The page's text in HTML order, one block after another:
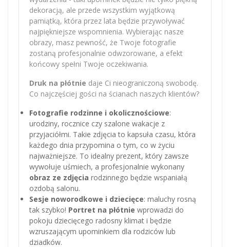
dekoracją, ale przede wszystkim wyjątkową
pamiątką, która przez lata będzie przywoływać
najpiękniejsze wspomnienia. Wybierając nasze
obrazy, masz pewność, że Twoje fotografie
zostaną profesjonalnie odwzorowane, a efekt
końcowy spełni Twoje oczekiwania.
Druk na płótnie daje Ci nieograniczoną swobodę.
Co najczęściej gości na ścianach naszych klientów?
Fotografie rodzinne i okolicznościowe:
urodziny, rocznice czy szalone wakacje z
przyjaciółmi. Takie zdjęcia to kapsuła czasu, która
każdego dnia przypomina o tym, co w życiu
najważniejsze. To idealny prezent, który zawsze
wywołuje uśmiech, a profesjonalnie wykonany
obraz ze zdjęcia rodzinnego będzie wspaniałą
ozdobą salonu.
Sesje noworodkowe i dziecięce: maluchy rosną
tak szybko! Portret na płótnie wprowadzi do
pokoju dziecięcego radosny klimat i będzie
wzruszającym upominkiem dla rodziców lub
dziadków.